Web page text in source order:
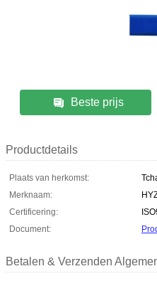
Beste prijs
Productdetails
Plaats van herkomst:
Merknaam:
Certificering:
Document:
Betalen & Verzenden